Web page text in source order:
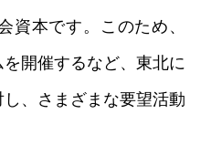
資本です。このため、
開催するなど、東北に
、さまざまな要望活動